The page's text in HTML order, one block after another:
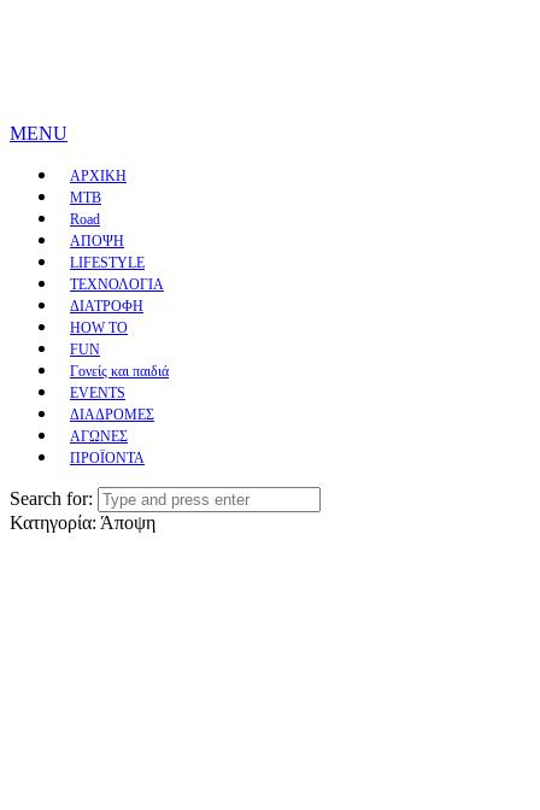
MENU
ΑΡΧΙΚΗ
MTB
Road
ΑΠΟΨΗ
LIFESTYLE
ΤΕΧΝΟΛΟΓΙΑ
ΔΙΑΤΡΟΦΗ
HOW TO
FUN
Γονείς και παιδιά
EVENTS
ΔΙΑΔΡΟΜΕΣ
ΑΓΩΝΕΣ
ΠΡΟΪΟΝΤΑ
Search for:
Κατηγορία: Άποψη